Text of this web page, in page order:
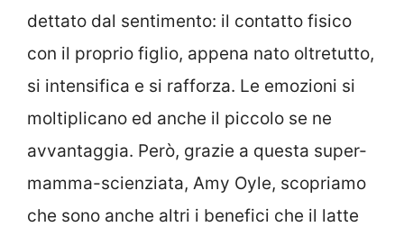
dettato dal sentimento: il contatto fisico
con il proprio figlio, appena nato oltretutto,
si intensifica e si rafforza. Le emozioni si
moltiplicano ed anche il piccolo se ne
avvantaggia. Però, grazie a questa super-
mamma-scienziata, Amy Oyle, scopriamo
che sono anche altri i benefici che il latte